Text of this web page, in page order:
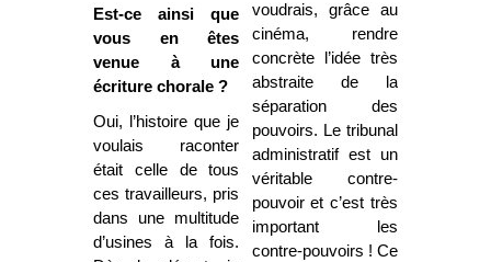
Est-ce ainsi que
vous en êtes
venue à une
écriture chorale ?
Oui, l’histoire que je
voulais raconter
était celle de tous
ces travailleurs, pris
dans une multitude
d’usines à la fois.
voudrais, grâce au
cinéma, rendre
concrète l’idée très
abstraite de la
séparation des
pouvoirs. Le tribunal
administratif est un
véritable contre-
pouvoir et c’est très
important les
contre-pouvoirs ! Ce